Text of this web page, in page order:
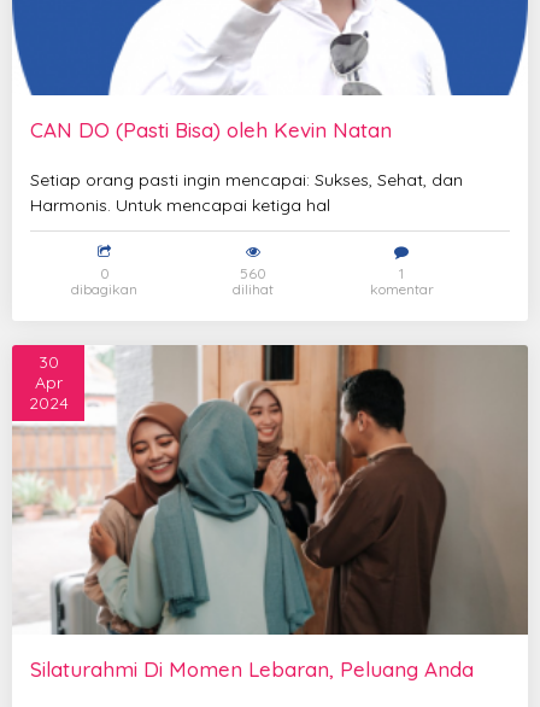
CAN DO (Pasti Bisa) oleh Kevin Natan
Setiap orang pasti ingin mencapai: Sukses, Sehat, dan
Harmonis. Untuk mencapai ketiga hal
0
dibagikan
560
dilihat
1
komentar
Silaturahmi Di Momen Lebaran, Peluang Anda
30
Apr
2024